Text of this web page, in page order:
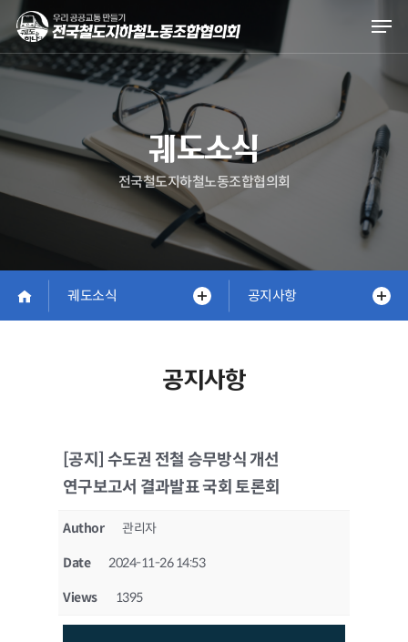
Skip
main
content
궤도소식
전국철도지하철노동조합협의회
궤도소식 공지사항
공지사항
[공지] 수도권 전철 승무방식 개선
연구보고서 결과발표 국회 토론회
Author 관리자
Date 2024-11-26 14:53
Views 1395